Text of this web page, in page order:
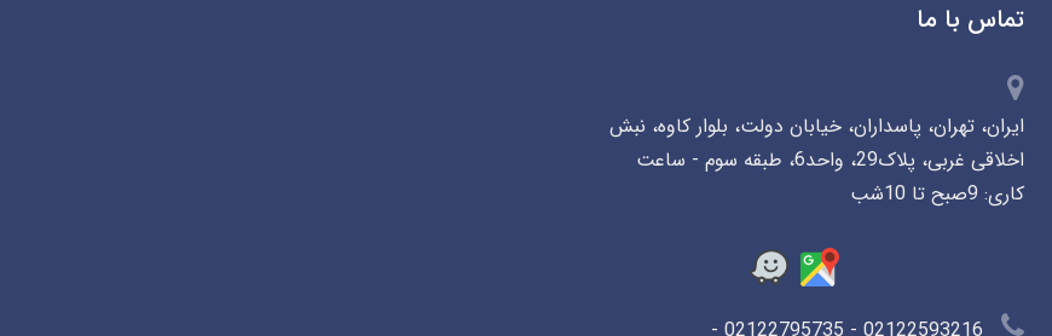
تماس با ما
ایران، تهران، پاسداران، خیابان دولت، بلوار کاوه، نبش
اخلاقی غربی، پلاک29، واحد6، طبقه سوم - ساعت
کاری: 9صبح تا 10شب